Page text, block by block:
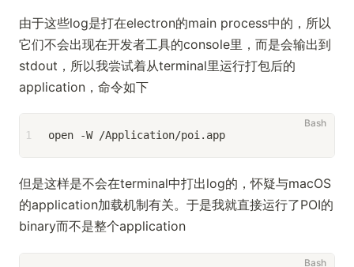
由于这些log是打在electron的main process中的，所以
它们不会出现在开发者工具的console里，而是会输出到
stdout，所以我尝试着从terminal里运行打包后的
application，命令如下
1 open -W /Application/poi.app
但是这样是不会在terminal中打出log的，怀疑与macOS
的application加载机制有关。于是我就直接运行了POI的
binary而不是整个application